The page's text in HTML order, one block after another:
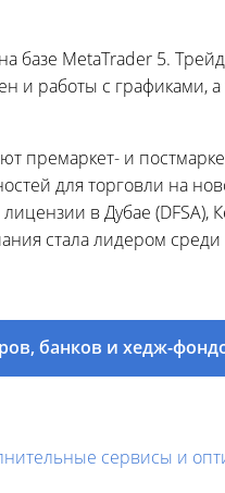
базе MetaTrader 5.
работы с графиками, а
премаркет- и
для торговли на
в Дубае (DFSA),
стала лидером
банков и хедж-
сервисы и